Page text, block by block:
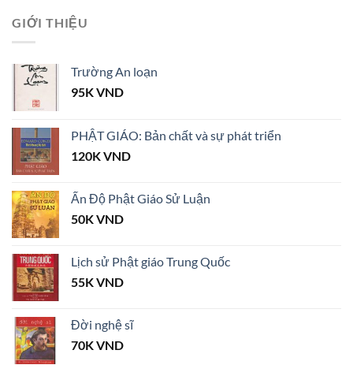
GIỚI THIỆU
Trường An loạn
95KVND
PHẬT GIÁO: Bản chất và sự phát triển
120KVND
Ấn Độ Phật Giáo Sử Luận
50KVND
Lịch sử Phật giáo Trung Quốc
55KVND
Đời nghệ sĩ
70KVND